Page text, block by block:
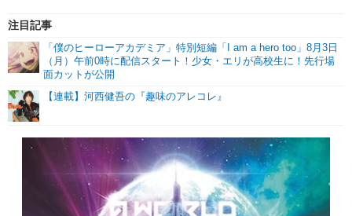
注目記事
「僕のヒーローアカデミア」特別短編「I am a hero too」8月3日
（月）午前0時に配信スタート！少女・エリが高校生に！先行場
面カットが公開
【連載】河西健吾の『趣味のアレコレ』